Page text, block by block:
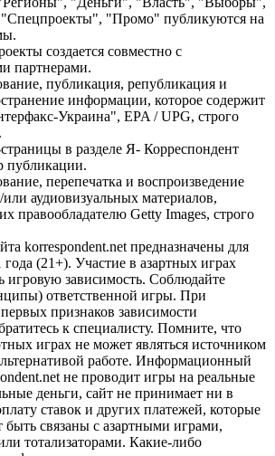
"Спецпроекты", "Промо" публикуются на
создается совместно с
партнерами.
публикация, републикация и
информации, которое содержит
Украина", EPA / UPG, строго
в разделе Я- Корреспондент
публикации.
перепечатка и воспроизведение
аудиовизуальных материалов,
правообладателю Getty Images, строго
korrespondent.net предназначены для
(21+). Участие в азартных играх
игровую зависимость. Соблюдайте
ответственной игры. При
признаков зависимости
к специалисту. Помните, что
играх не может являться источником
работе. Информационный
не проводит игры на реальные
деньги, сайт не принимает ни в
ставок и других платежей, которые
быть связаны с азартными играми,
тотализаторами. Какие-либо